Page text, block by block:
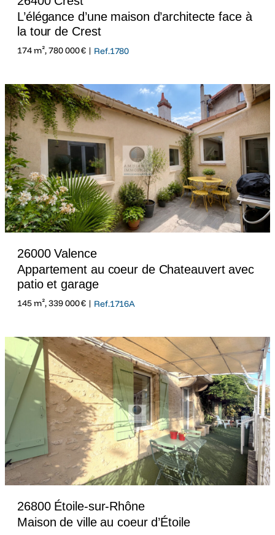
L’élégance d’une maison d’architecte face à
la tour de Crest
174 m², 780 000 € | Ref.1780
26000 Valence
Appartement au coeur de Chateauvert avec
patio et garage
145 m², 339 000 € | Ref.1716A
26800 Étoile-sur-Rhône
Maison de ville au coeur d’Étoile